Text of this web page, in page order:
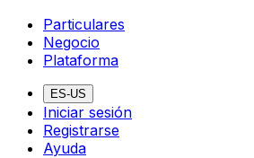
Particulares
Negocio
Plataforma
ES-US
Iniciar sesión
Registrarse
Ayuda